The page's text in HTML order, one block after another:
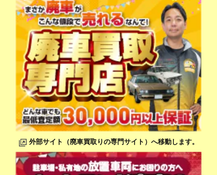
外部サイト（廃車買取りの専門サイト）へ移動します。